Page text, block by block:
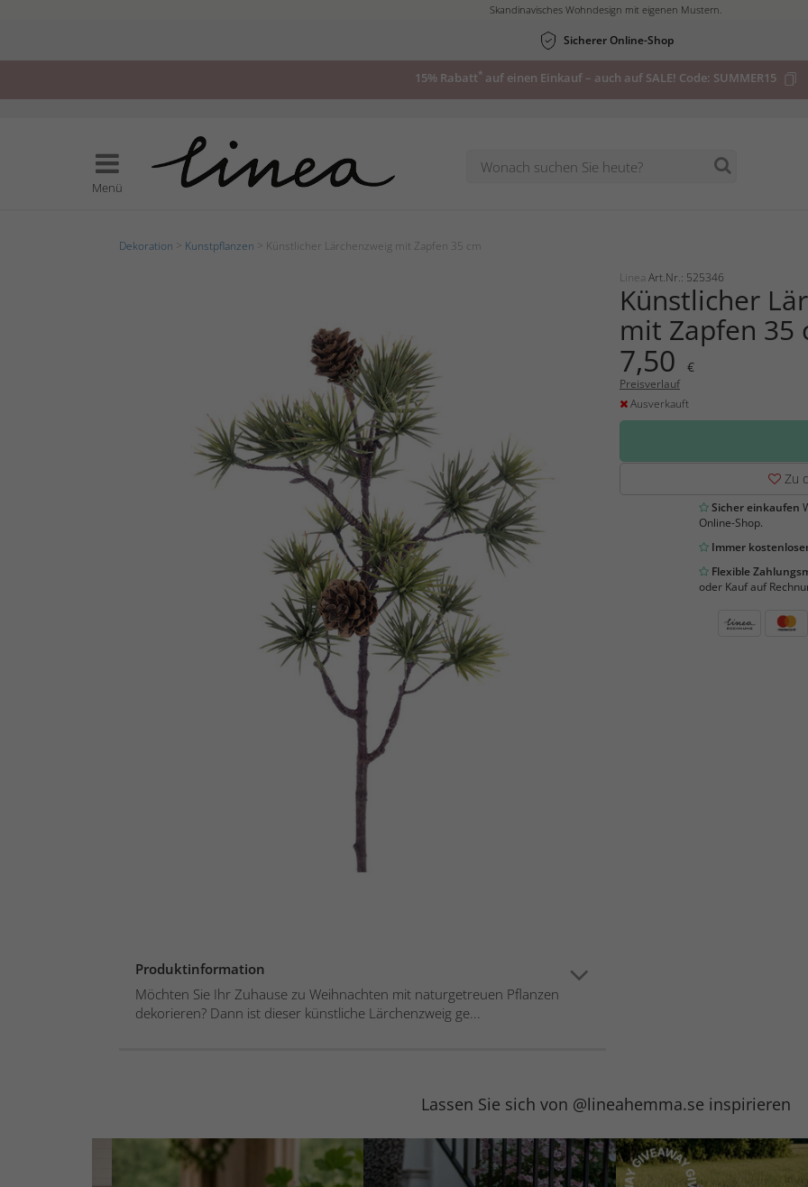
Skandinavisches Wohndesign mit eigenen Mustern.
Sicherer Online-Shop
15% Rabatt* auf einen Einkauf – auch auf SALE! Code: SUMMER15
Menü
Dekoration Kunstpflanzen > Künstlicher Lärchenzweig mit Zapfen 35 cm
Produktinformation
Möchten Sie Ihr Zuhause zu Weihnachten mit naturgetreuen Pflanzen
dekorieren? Dann ist dieser künstliche Lärchenzweig ge...
Linea Art.Nr.: 525346
Künstlicher
mit Zapfen 35
7,50 €
Preisverlauf
Ausverkauft
Zu
Sicher einkaufen
Online-Shop.
Immer
Flexible
oder Kauf auf
Lassen Sie sich von @lineahemma.se inspirieren